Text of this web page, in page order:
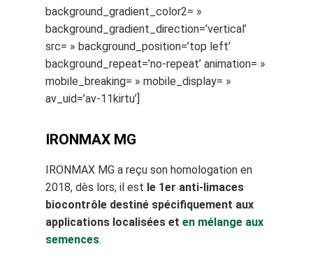
background_gradient_color2= »
background_gradient_direction=’vertical’
src= » background_position=’top left’
background_repeat=’no-repeat’ animation= »
mobile_breaking= » mobile_display= »
av_uid=’av-11kirtu’]
IRONMAX MG
IRONMAX MG a reçu son homologation en
2018, dès lors, il est le 1er anti-limaces
biocontrôle destiné spécifiquement aux
applications localisées et en mélange aux
semences.